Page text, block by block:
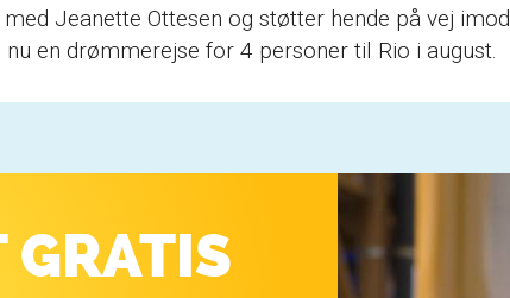
Jeanette Ottesen og støtter hende på vej imod
en drømmerejse for 4 personer til Rio i august.
GRATIS